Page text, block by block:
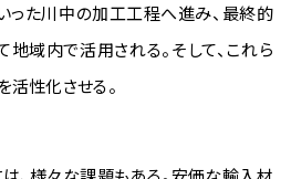
った川中の加工工程へ進み、最終的
域内で活用される。そして、これら
性化させる。